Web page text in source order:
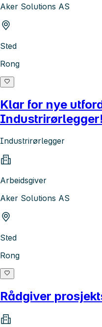
Aker Solutions AS
Sted
Rong
Klar for nye
Industrirørlegger!
Industrirørlegger
Arbeidsgiver
Aker Solutions AS
Sted
Rong
Rådgiver